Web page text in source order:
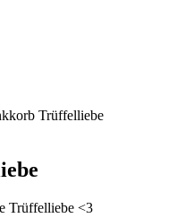
Trüffelliebe
Trüffelliebe <3